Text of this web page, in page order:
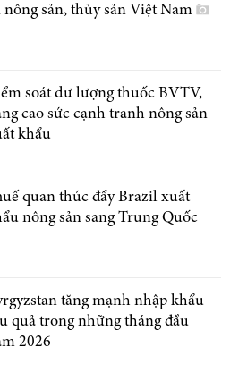
sản, thủy sản Việt Nam
soát dư lượng thuốc BVTV,
cao sức cạnh tranh nông sản
khẩu
quan thúc đẩy Brazil xuất
nông sản sang Trung Quốc
tăng mạnh nhập khẩu
quả trong những tháng đầu
2026